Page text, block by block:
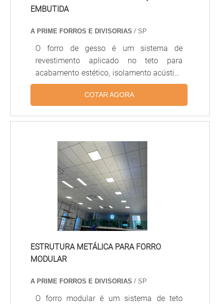
EMBUTIDA
A PRIME FORROS E DIVISORIAS / SP
O forro de gesso é um sistema de
revestimento aplicado no teto para
acabamento estético, isolamento acústico
e térmico, ocultação de instalações
elétricas e iluminação embutida. Pode ser
acartonado (drywall) ou em chapas de
formatos, sancas, nichos e desenhos
decorativos. É muito utilizado em
residências, escritórios e ambientes
comerciais pela versatilidade, leveza e
acabamento refinado.
COTAR AGORA
ESTRUTURA METÁLICA PARA FORRO
MODULAR
A PRIME FORROS E DIVISORIAS / SP
O forro modular é um sistema de teto